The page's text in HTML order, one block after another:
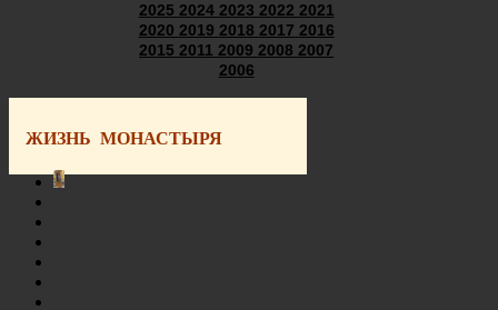
2025 2024 2023 2022 2021
2020 2019 2018 2017 2016
20152011200920082007
2006
ЖИЗНЬ МОНАСТЫРЯ